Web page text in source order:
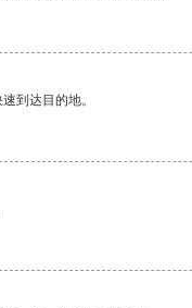
到达目的地。